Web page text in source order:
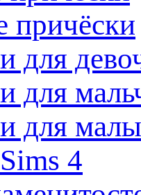
причёски
для
для
для
4